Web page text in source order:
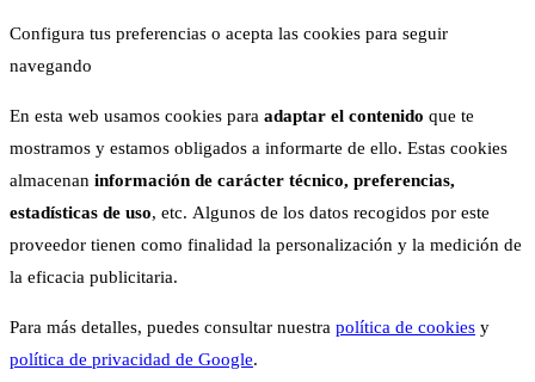
Configura tus preferencias o acepta las cookies para seguir
navegando
En esta web usamos cookies para adaptar el contenido que te
mostramos y estamos obligados a informarte de ello. Estas cookies
almacenan información de carácter técnico, preferencias,
estadísticas de uso, etc. Algunos de los datos recogidos por este
proveedor tienen como finalidad la personalización y la medición de
la eficacia publicitaria.
Para más detalles, puedes consultar nuestra política de cookies y
política de privacidad de Google.